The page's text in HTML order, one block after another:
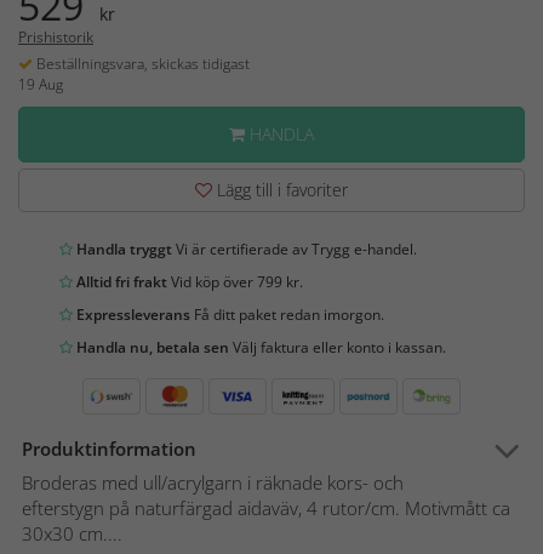
kr
Prishistorik
Beställningsvara, skickas tidigast
19 Aug
HANDLA
Lägg till i favoriter
Handla tryggtVi är certifierade av Trygg e-handel.
Alltid fri fraktVid köp över 799 kr.
Expressleverans Få ditt paket redan imorgon.
Handla nu, betala sen Välj faktura eller konto i kassan.
Produktinformation
Broderas med ull/acrylgarn i räknade kors- och
efterstygn på naturfärgad aidaväv, 4 rutor/cm. Motivmått ca
30x30 cm....